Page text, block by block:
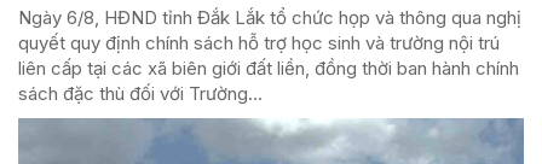
Ngày 6/8, HĐND tỉnh Đắk Lắk tổ chức họp và thông qua nghị
quyết quy định chính sách hỗ trợ học sinh và trường nội trú
liên cấp tại các xã biên giới đất liền, đồng thời ban hành chính
sách đặc thù đối với Trường...